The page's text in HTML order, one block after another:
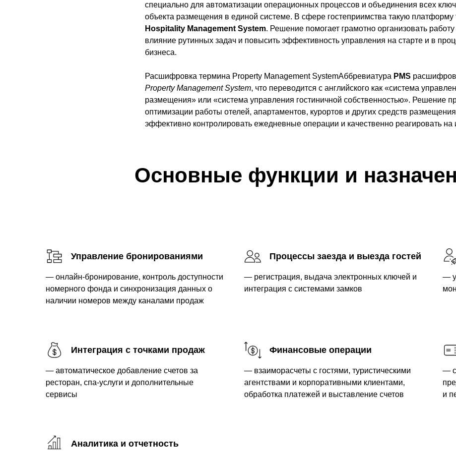
специально для автоматизации операционных процессов и объединения всех
объекта размещения в единой системе. В сфере гостеприимства такую
Hospitality Management System. Решение помогает грамотно организовать работу
влияние рутинных задач и повысить эффективность управления на старте и в
бизнеса.
Расшифровка термина Property Management SystemАббревиатура PMS
Property Management System, что переводится с английского как «система
размещения» или «система управления гостиничной собственностью». Решение
оптимизации работы отелей, апартаментов, курортов и других средств
эффективно контролировать ежедневные операции и качественно реагировать на
Основные функции и
Управление бронированиями
— онлайн-бронирование, контроль доступности
номерного фонда и синхронизация данных о
наличии номеров между каналами продаж
Процессы заезда и выезда гостей
— регистрация, выдача электронных ключей и
интеграция с системами замков
—
Интеграция с точками продаж
— автоматическое добавление счетов за
ресторан, спа-услуги и дополнительные
сервисы
Финансовые операции
— взаиморасчеты с гостями, туристическими
агентствами и корпоративными клиентами,
обработка платежей и выставление счетов
—
и
Аналитика и отчетность
Большинство современных PMS-решений строятся по модульному принципу: функциональность системы можно расширять по
увеличения номерного фонда или изменения бизнес-процессов. Ниже представлены ключевые модули, которые обычно входят
отельной PMS.
Календарь доступности (Availability Grid)
Модуль регистрации гостей (Check-in / Check-out)